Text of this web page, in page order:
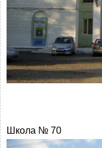
Школа № 70